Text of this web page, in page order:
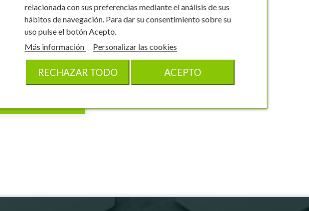
Etiquetas de
Chamaerops humillis
0152FMEC0
unidades10,97 €
relacionada con sus preferencias mediante el análisis de sus
hábitos de navegación. Para dar su consentimiento sobre su
uso pulse el botón Acepto.
Más información
Personalizar las cookies
RECHAZAR TODO ACEPTO